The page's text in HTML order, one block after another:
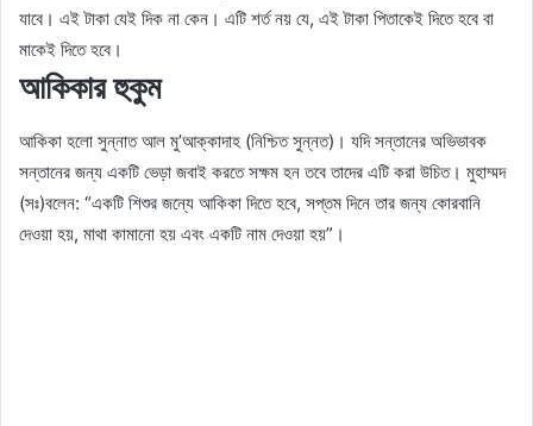
যাবে। এই টাকা যেই দিক না কেন। এটি শর্ত নয় যে, এই টাকা পিতাকেই দিতে হবে বা
মাকেই দিতে হবে।
আকিকার হুকুম
আকিকা হলো সুন্নাত আল মু’আক্কাদাহ (নিশ্চিত সুন্নত)। যদি সন্তানের অভিভাবক
সন্তানের জন্য একটি ভেড়া জবাই করতে সক্ষম হন তবে তাদের এটি করা উচিত। মুহাম্মদ
(সঃ)বলেন: “একটি শিশুর জন্যে আকিকা দিতে হবে, সপ্তম দিনে তার জন্য কোরবানি
দেওয়া হয়, মাথা কামানো হয় এবং একটি নাম দেওয়া হয়”।